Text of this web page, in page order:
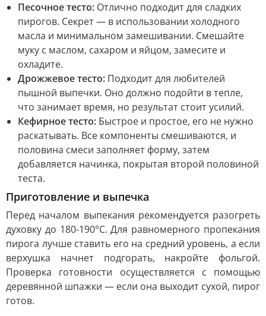
Песочное тесто: Отлично подходит для сладких
пирогов. Секрет — в использовании холодного
масла и минимальном замешивании. Смешайте
муку с маслом, сахаром и яйцом, замесите и
охладите.
Дрожжевое тесто: Подходит для любителей
пышной выпечки. Оно должно подойти в тепле,
что занимает время, но результат стоит усилий.
Кефирное тесто: Быстрое и простое, его не нужно
раскатывать. Все компоненты смешиваются, и
половина смеси заполняет форму, затем
добавляется начинка, покрытая второй половиной
теста.
Приготовление и выпечка
Перед началом выпекания рекомендуется разогреть
духовку до 180-190°C. Для равномерного пропекания
пирога лучше ставить его на средний уровень, а если
верхушка начнет подгорать, накройте фольгой.
Проверка готовности осуществляется с помощью
деревянной шпажки — если она выходит сухой, пирог
готов.